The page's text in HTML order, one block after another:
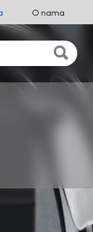
O nama